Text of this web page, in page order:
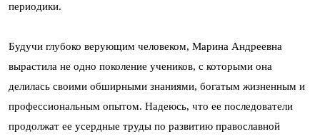
периодики.
Будучи глубоко верующим человеком, Марина Андреевна
вырастила не одно поколение учеников, с которыми она
делилась своими обширными знаниями, богатым жизненным и
профессиональным опытом. Надеюсь, что ее последователи
продолжат ее усердные труды по развитию православной